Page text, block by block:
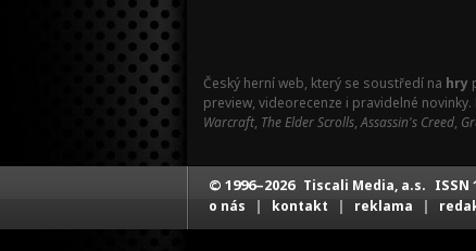
Český herní web, který se soustředí na hry
preview, videorecenze i pravidelné
Warcraft, The Elder Scrolls,Assassin's Creed,
© 1996–2026 Tiscali Media, a.s. ISSN
o nás | kontakt | reklama |